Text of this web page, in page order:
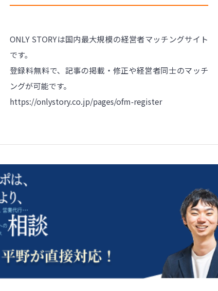
ONLY STORYは国内最大規模の経営者マッチングサイト
です。
登録料無料で、記事の掲載・修正や経営者同士のマッチ
ングが可能です。
https://onlystory.co.jp/pages/ofm-register